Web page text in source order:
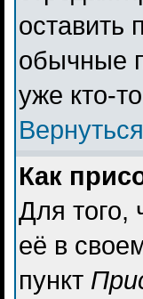
оставить
обычные
уже кто-
Как
Для того,
её в
пункт